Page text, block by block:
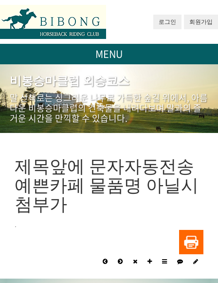
로그인 회원가입
MENU
비봉승마클럽 외승코스
말 산책로는 싱그러운 나무로 가득한 숲길 위에서, 아름
다운 비봉승마클럽의 건축물을 내려다보며 말과의 즐
거운 시간을 만끽할 수 있습니다.
제목앞에 문자자동전송
예쁜카페 물품명 아닐시
첨부가